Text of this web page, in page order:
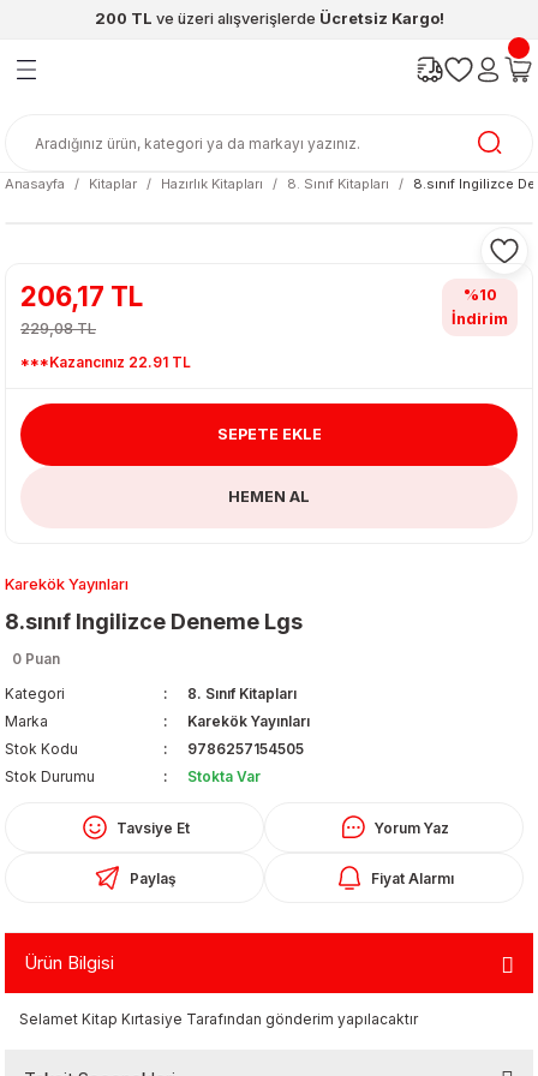
200 TL ve üzeri alışverişlerde Ücretsiz Kargo!
Geri Dön
Geri Dön
& Matara
Geri Dön
Geri Dön
Geri Dön
Geri Dön
Anasayfa
Kitaplar Hazırlık Kitapları 8. Sınıf Kitapları 8.sınıf Ingilizce
Karekök Yayınları
8.sınıf Ingilizce Deneme Lgs
0 Puan
Kategori
8. Sınıf Kitapları
Marka
Karekök Yayınları
Stok Kodu
9786257154505
Stok Durumu
Stokta Var
Tavsiye Et Yorum Yaz
Paylaş Fiyat Alarmı
206,17 TL
229,08 TL
***Kazancınız 22.91 TL
%10
İndirim
SEPETE EKLE
HEMEN AL
Ürün Bilgisi
Selamet Kitap Kırtasiye Tarafından gönderim yapılacaktır